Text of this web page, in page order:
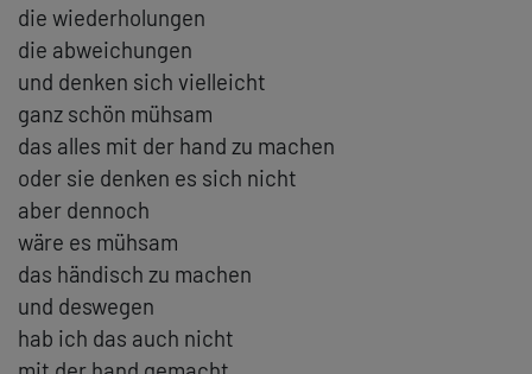
die wiederholungen
die abweichungen
und denken sich vielleicht
ganz schön mühsam
das alles mit der hand zu machen
oder sie denken es sich nicht
aber dennoch
wäre es mühsam
das händisch zu machen
und deswegen
hab ich das auch nicht